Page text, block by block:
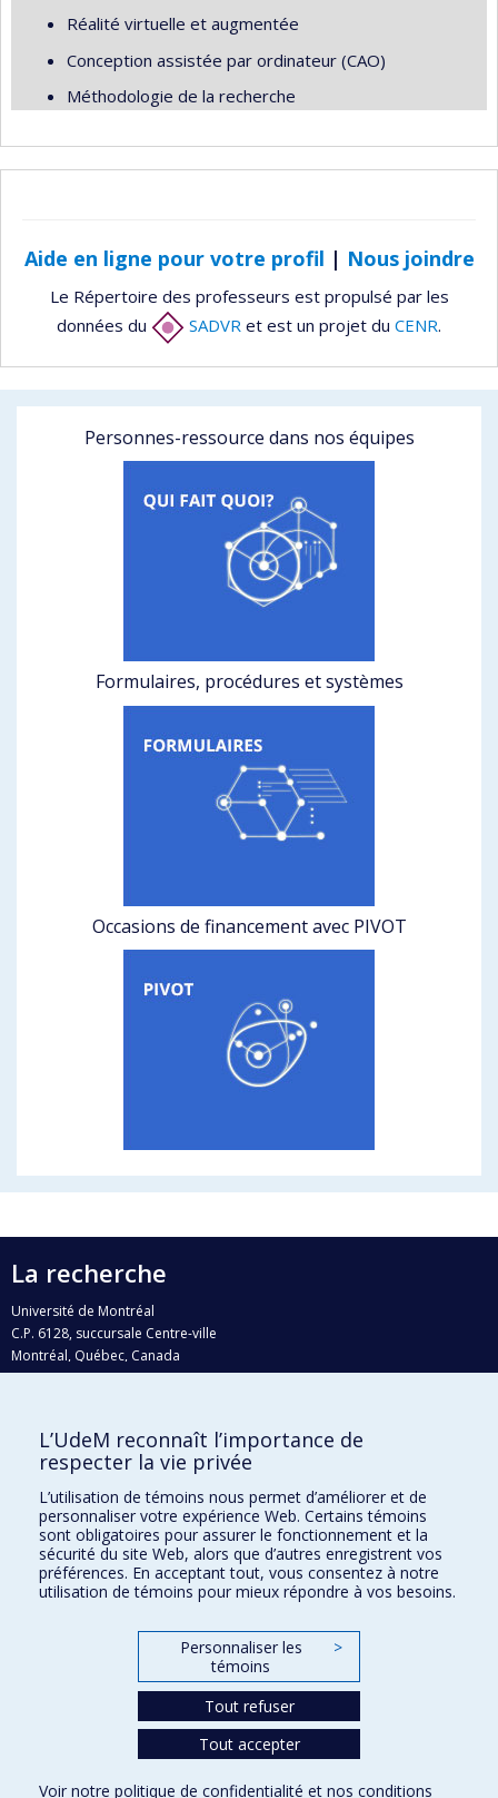
Réalité virtuelle et augmentée
Conception assistée par ordinateur (CAO)
Méthodologie de la recherche
Aide en ligne pour votre profil | Nous joindre
Le Répertoire des professeurs est propulsé par les
données du
SADVR et est un projet du CENR.
Personnes-ressource dans nos équipes
Formulaires, procédures et systèmes
Occasions de financement avec PIVOT
La recherche
Université de Montréal
C.P. 6128, succursale Centre-ville
Montréal, Québec, Canada
H3C 3J7
Qui fait quoi?
Nous trouver
Plan du site
Accessibilité
L’UdeM reconnaît l’importance de
respecter la vie privée
L’utilisation de témoins nous permet d’améliorer et de
personnaliser votre expérience Web. Certains témoins
sont obligatoires pour assurer le fonctionnement et la
sécurité du site Web, alors que d’autres enregistrent vos
préférences. En acceptant tout, vous consentez à notre
utilisation de témoins pour mieux répondre à vos besoins.
Personnaliser les
témoins
>
Tout refuser
Tout accepter
Voir notre politique de confidentialité et nos conditions